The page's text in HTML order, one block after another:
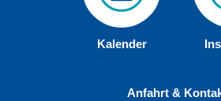
Kalender
Anfahrt &